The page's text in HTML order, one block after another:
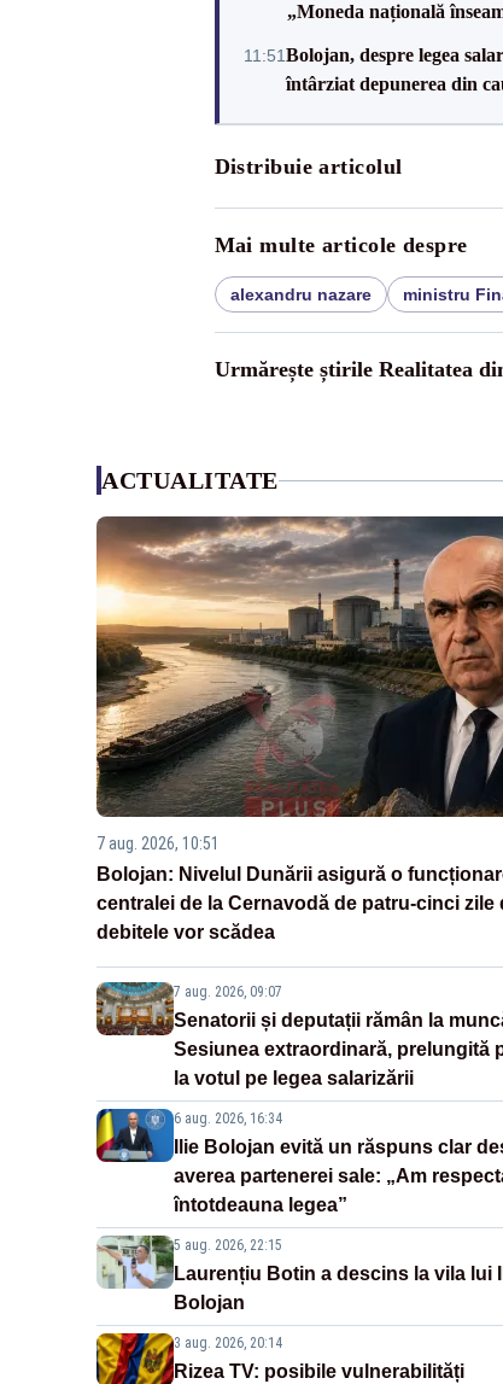
„Moneda națională
11:51Bolojan, despre legea
întârziat depunerea din
Distribuie articolul
Mai multe articole despre
alexandru nazare ministru
Urmărește știrile Realitatea
ACTUALITATE
7 aug. 2026, 10:51
Bolojan: Nivelul Dunării asigură o
centralei de la Cernavodă de patru-cinci zile
debitele vor scădea
7 aug. 2026, 09:07
Senatorii și deputații rămân la
Sesiunea extraordinară, prelungită
la votul pe legea salarizării
6 aug. 2026, 16:34
Ilie Bolojan evită un răspuns clar
averea partenerei sale: „Am
întotdeauna legea”
5 aug. 2026, 22:15
Laurențiu Botin a descins la vila lui
Bolojan
3 aug. 2026, 20:14
Rizea TV: posibile vulnerabilități